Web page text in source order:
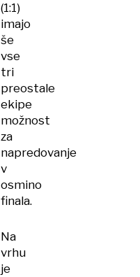
(1:1)
imajo
še
vse
tri
preostale
ekipe
možnost
za
napredovanje
v
osmino
finala.
Na
vrhu
je